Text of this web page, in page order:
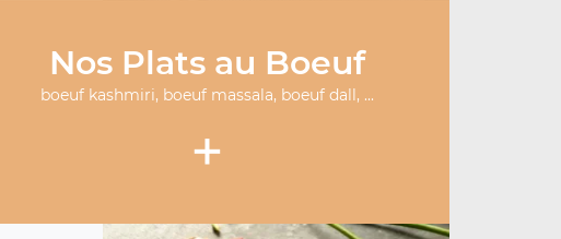
Nos Plats au Boeuf
boeuf kashmiri, boeuf massala, boeuf dall, ...
+